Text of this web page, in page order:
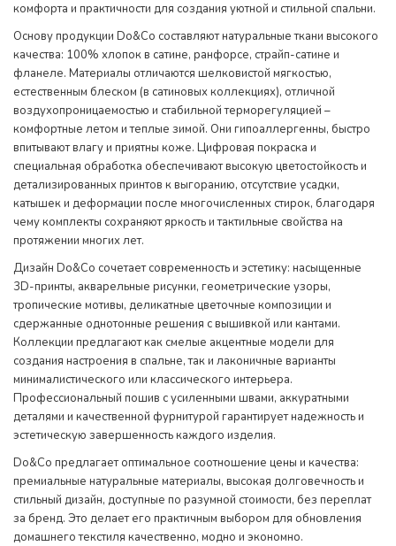
комфорта и практичности для создания уютной и стильной спальни.
Основу продукции Do&Co составляют натуральные ткани высокого
качества: 100% хлопок в сатине, ранфорсе, страйп-сатине и
фланеле. Материалы отличаются шелковистой мягкостью,
естественным блеском (в сатиновых коллекциях), отличной
воздухопроницаемостью и стабильной терморегуляцией –
комфортные летом и теплые зимой. Они гипоаллергенны, быстро
впитывают влагу и приятны коже. Цифровая покраска и
специальная обработка обеспечивают высокую цветостойкость и
детализированных принтов к выгоранию, отсутствие усадки,
катышек и деформации после многочисленных стирок, благодаря
чему комплекты сохраняют яркость и тактильные свойства на
протяжении многих лет.
Дизайн Do&Co сочетает современность и эстетику: насыщенные
3D-принты, акварельные рисунки, геометрические узоры,
тропические мотивы, деликатные цветочные композиции и
сдержанные однотонные решения с вышивкой или кантами.
Коллекции предлагают как смелые акцентные модели для
создания настроения в спальне, так и лаконичные варианты
минималистического или классического интерьера.
Профессиональный пошив с усиленными швами, аккуратными
деталями и качественной фурнитурой гарантирует надежность и
эстетическую завершенность каждого изделия.
Do&Co предлагает оптимальное соотношение цены и качества:
премиальные натуральные материалы, высокая долговечность и
стильный дизайн, доступные по разумной стоимости, без переплат
за бренд. Это делает его практичным выбором для обновления
домашнего текстиля качественно, модно и экономно.